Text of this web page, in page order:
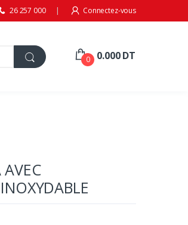
26 257 000 Connectez-vous
0 0.000 DT